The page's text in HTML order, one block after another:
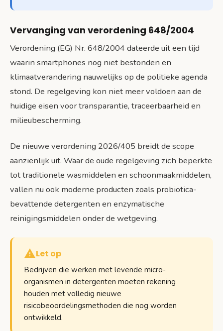
Vervanging van verordening 648/2004
Verordening (EG) Nr. 648/2004 dateerde uit een tijd
waarin smartphones nog niet bestonden en
klimaatverandering nauwelijks op de politieke agenda
stond. De regelgeving kon niet meer voldoen aan de
huidige eisen voor transparantie, traceerbaarheid en
milieubescherming.
De nieuwe verordening 2026/405 breidt de scope
aanzienlijk uit. Waar de oude regelgeving zich beperkte
tot traditionele wasmiddelen en schoonmaakmiddelen,
vallen nu ook moderne producten zoals probiotica-
bevattende detergenten en enzymatische
reinigingsmiddelen onder de wetgeving.
Let op
Bedrijven die werken met levende micro-
organismen in detergenten moeten rekening
houden met volledig nieuwe
risicobeoordelingsmethoden die nog worden
ontwikkeld.